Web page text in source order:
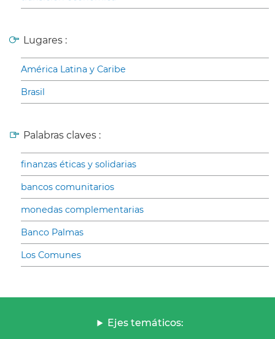
Lugares :
América Latina y Caribe
Brasil
Palabras claves :
finanzas éticas y solidarias
bancos comunitarios
monedas complementarias
Banco Palmas
Los Comunes
Ejes temáticos: